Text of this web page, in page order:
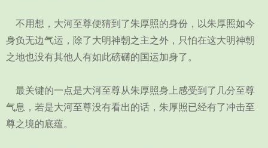
不用想，大河至尊便猜到了朱厚照的身份，以朱厚照如今
身负无边气运，除了大明神朝之主之外，只怕在这大明神朝
之地也没有其他人有如此磅礴的国运加身了。
最关键的一点是大河至尊从朱厚照身上感受到了几分至尊
气息，若是大河至尊没有看出的话，朱厚照已经有了冲击至
尊之境的底蕴。